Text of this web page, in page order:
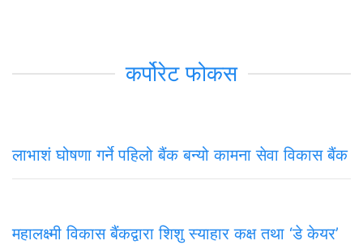
कर्पोरेट फोकस
लाभाशं घोषणा गर्ने पहिलो बैंक बन्यो कामना सेवा विकास बैंक
महालक्ष्मी विकास बैंकद्वारा शिशु स्याहार कक्ष तथा ‘डे केयर’